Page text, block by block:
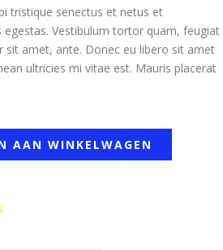
tristique senectus et netus et
egestas. Vestibulum tortor quam, feugiat
sit amet, ante. Donec eu libero sit amet
ultricies mi vitae est. Mauris placerat
AAN WINKELWAGEN